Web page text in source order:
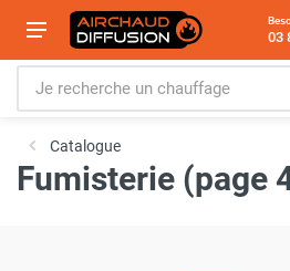
03
Catalogue
Fumisterie (page